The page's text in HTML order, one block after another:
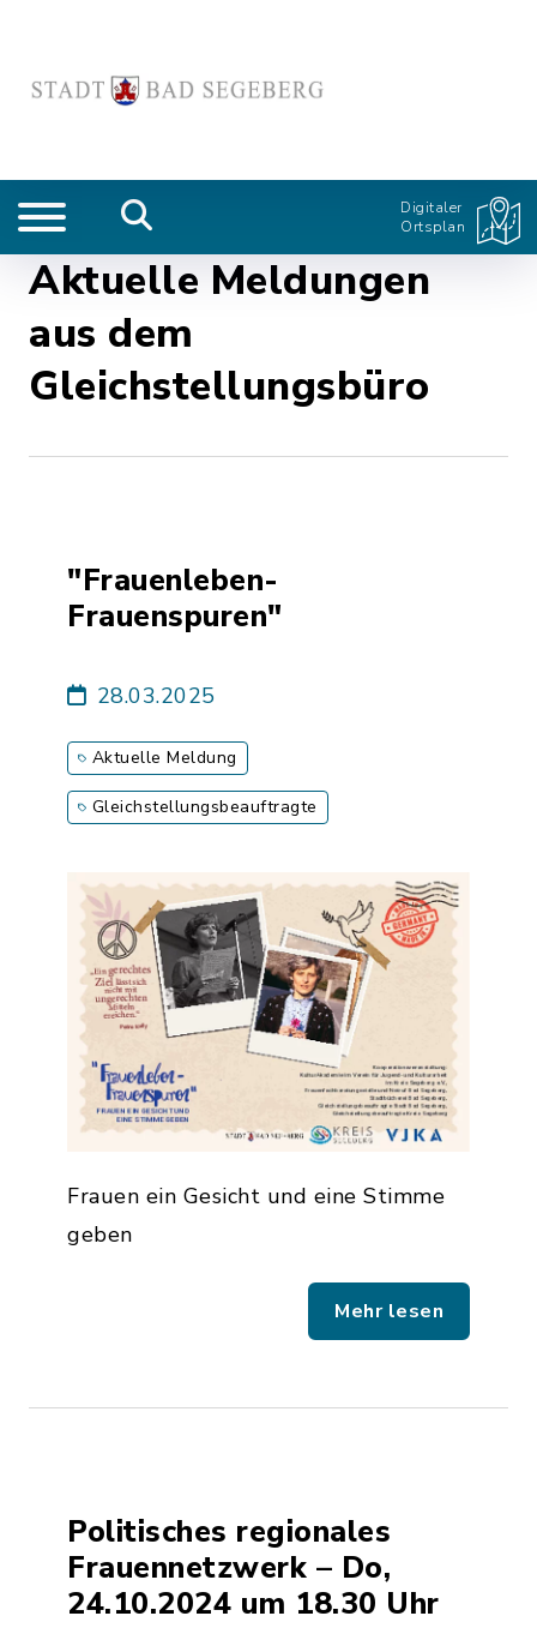
Digitaler
Ortsplan
Aktuelle Meldungen
aus dem
Gleichstellungsbüro
"Frauenleben-
Frauenspuren"
28.03.2025
Aktuelle Meldung
Gleichstellungsbeauftragte
Frauen ein Gesicht und eine Stimme
geben
Mehr lesen
Politisches regionales
Frauennetzwerk – Do,
24.10.2024 um 18.30 Uhr